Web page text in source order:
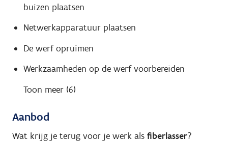
buizen plaatsen
Netwerkapparatuur plaatsen
De werf opruimen
Werkzaamheden op de werf voorbereiden
Toon meer (6)
Aanbod
Wat krijg je terug voor je werk als fiberlasser?